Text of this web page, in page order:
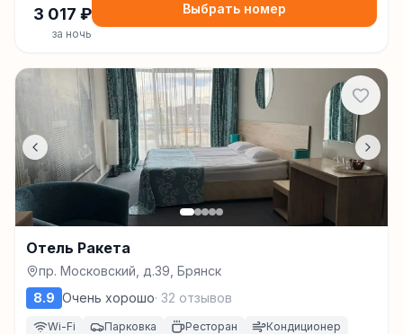
3 017 ₽
за ночь
Выбрать номер
Отель Ракета
пр. Московский, д.39, Брянск
8.9 Очень хорошо· 32 отзывов
Wi-Fi Парковка Ресторан Кондиционер